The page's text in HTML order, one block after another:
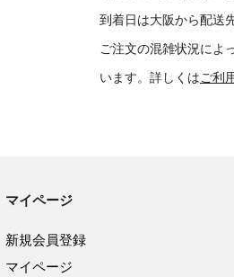
到着日は大阪から配送
ご注文の混雑状況によ
います。詳しくはご利
マイページ
新規会員登録
マイページ